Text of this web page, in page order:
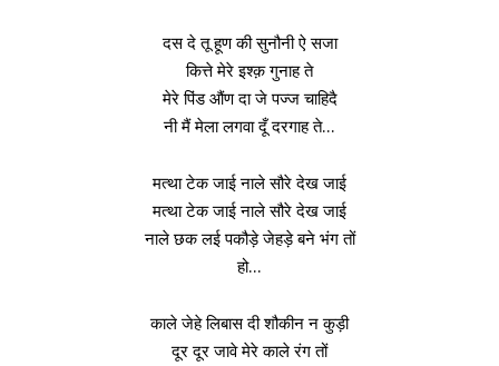
दस दे तू हूण की सुनौनी ऐ सजा
कित्ते मेरे इश्क़ गुनाह ते
मेरे पिंड औंण दा जे पज्ज चाहिदै
नी मैं मेला लगवा दूँ दरगाह ते…
मत्था टेक जाई नाले सौरे देख जाई
मत्था टेक जाई नाले सौरे देख जाई
नाले छक लई पकौड़े जेहड़े बने भंग तों
हो…
काले जेहे लिबास दी शौकीन न कुड़ी
दूर दूर जावे मेरे काले रंग तों